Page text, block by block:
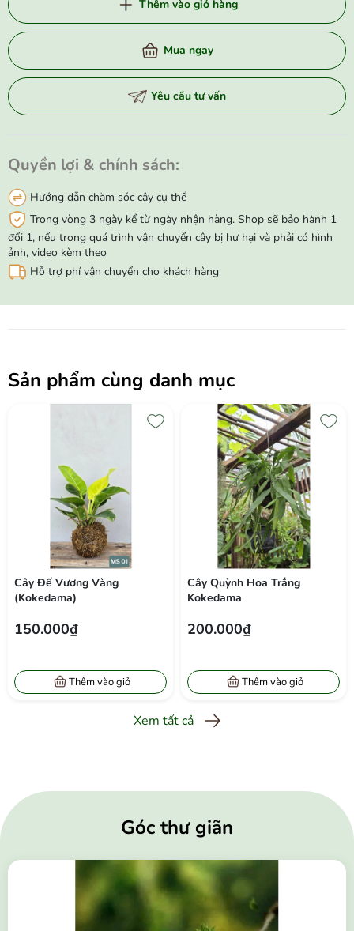
Thêm vào giỏ hàng
Mua ngay
Yêu cầu tư vấn
Quyền lợi & chính sách:
Hướng dẫn chăm sóc cây cụ thể
Trong vòng 3 ngày kể từ ngày nhận hàng. Shop sẽ bảo hành 1
đổi 1, nếu trong quá trình vận chuyển cây bị hư hại và phải có hình
ảnh, video kèm theo
Hỗ trợ phí vận chuyển cho khách hàng
Sản phẩm cùng danh mục
Cây Đế Vương Vàng
(Kokedama)
150.000₫
Thêm vào giỏ
Cây Quỳnh Hoa Trắng
Kokedama
200.000₫
Thêm vào giỏ
Xem tất cả
Góc thư giãn